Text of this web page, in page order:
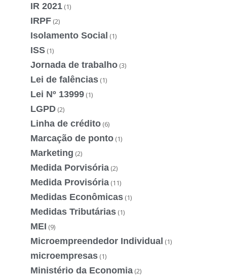
IR 2021 (1)
IRPF (2)
Isolamento Social (1)
ISS (1)
Jornada de trabalho (3)
Lei de falências (1)
Lei Nº 13999 (1)
LGPD (2)
Linha de crédito (6)
Marcação de ponto (1)
Marketing (2)
Medida Porvisória (2)
Medida Provisória (11)
Medidas Econômicas (1)
Medidas Tributárias (1)
MEI (9)
Microempreendedor Individual (1)
microempresas (1)
Ministério da Economia (2)